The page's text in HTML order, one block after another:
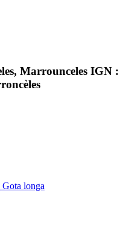
Marrounceles IGN :
Gota longa